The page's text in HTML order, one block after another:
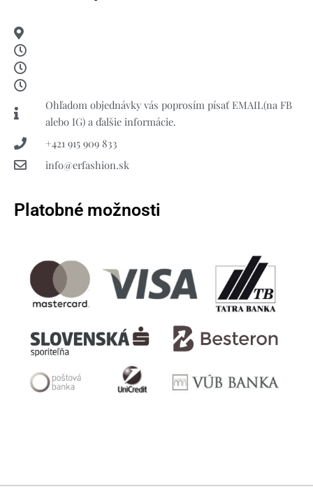
Ohľadom objednávky vás poprosím písať EMAIL(na FB
alebo IG) a ďalšie informácie.
+421 915 909 833
info@erfashion.sk
Platobné možnosti